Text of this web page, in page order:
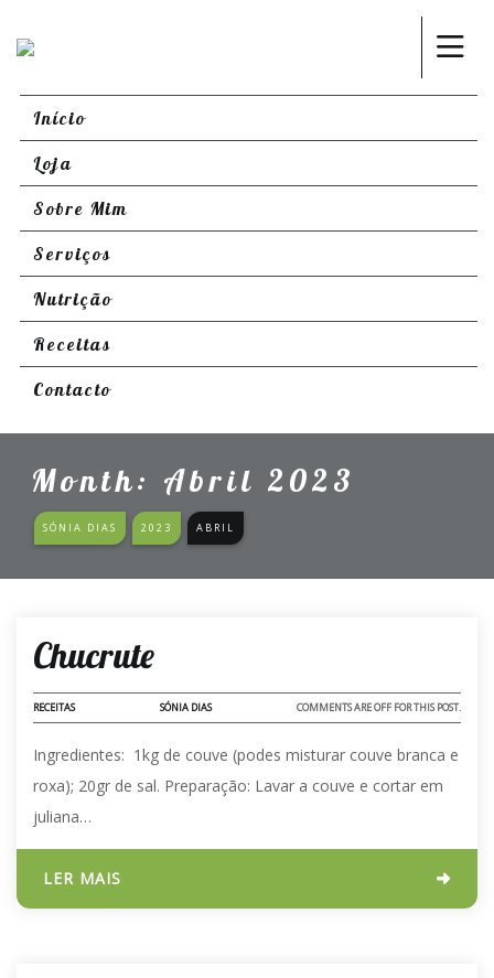
Início
Loja
Sobre Mim
Serviços
Nutrição
Receitas
Contacto
Month: Abril 2023
SÓNIA DIAS 2023 ABRIL
Chucrute
RECEITAS SÓNIA DIAS COMMENTS ARE OFF FOR THIS POST.
Ingredientes: 1kg de couve (podes misturar couve branca e
roxa); 20gr de sal. Preparação: Lavar a couve e cortar em
juliana…
LER MAIS